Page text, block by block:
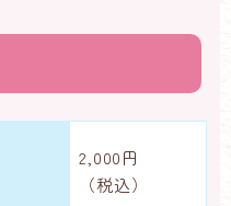
2,000円
（税込）